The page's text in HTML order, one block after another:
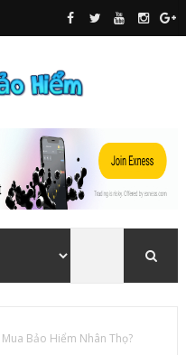
Bảo Hiểm Nhân Thọ?